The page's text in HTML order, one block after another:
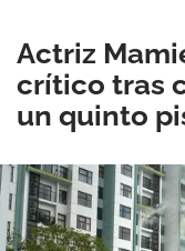
Actriz
crítico tras
un quinto